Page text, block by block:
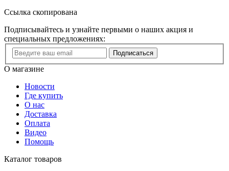
Ссылка скопирована
Подписывайтесь и узнайте первыми о наших акция и
специальных предложениях:
Подписаться
О магазине
Новости
Где купить
О нас
Доставка
Оплата
Видео
Помощь
Каталог товаров